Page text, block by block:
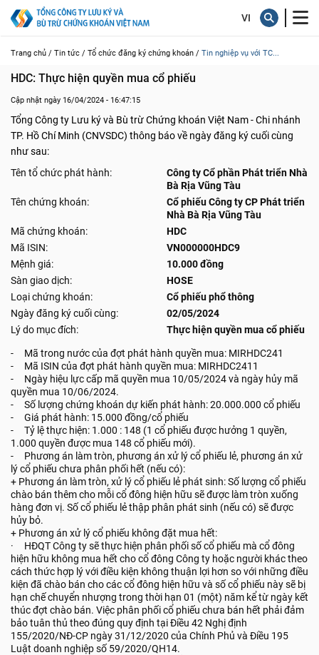
Trang chủ / Tin tức / Tổ chức đăng ký chứng khoán / Tin nghiệp vụ với TC...
HDC: Thực hiện quyền mua cổ phiếu
Cập nhật ngày 16/04/2024 - 16:47:15
Tổng Công ty Lưu ký và Bù trừ Chứng khoán Việt Nam - Chi nhánh
TP. Hồ Chí Minh (CNVSDC) thông báo về ngày đăng ký cuối cùng
như sau:
Tên tổ chức phát hành:
Công ty Cổ phần Phát triển Nhà
Bà Rịa Vũng Tàu
Tên chứng khoán:
Cổ phiếu Công ty CP Phát triển
Nhà Bà Rịa Vũng Tàu
Mã chứng khoán:
HDC
Mã ISIN:
VN000000HDC9
Mệnh giá:
10.000 đồng
Sàn giao dịch:
HOSE
Loại chứng khoán:
Cổ phiếu phổ thông
Ngày đăng ký cuối cùng:
02/05/2024
Lý do mục đích:
Thực hiện quyền mua cổ phiếu
- Mã trong nước của đợt phát hành quyền mua: MIRHDC241
- Mã ISIN của đợt phát hành quyền mua: MIRHDC2411
- Ngày hiệu lực cấp mã quyền mua 10/05/2024 và ngày hủy mã
quyền mua 10/06/2024.
- Số lượng chứng khoán dự kiến phát hành: 20.000.000 cổ phiếu
- Giá phát hành: 15.000 đồng/cổ phiếu
- Tỷ lệ thực hiện: 1.000 : 148 (1 cổ phiếu được hưởng 1 quyền,
1.000 quyền được mua 148 cổ phiếu mới).
- Phương án làm tròn, phương án xử lý cổ phiếu lẻ, phương án xử
lý cổ phiếu chưa phân phối hết (nếu có):
+ Phương án làm tròn, xử lý cổ phiếu lẻ phát sinh: Số lượng cổ phiếu
chào bán thêm cho mỗi cổ đông hiện hữu sẽ được làm tròn xuống
hàng đơn vị. Số cổ phiếu lẻ thập phân phát sinh (nếu có) sẽ được
hủy bỏ.
+ Phương án xử lý cổ phiếu không đặt mua hết:
· HĐQT Công ty sẽ thực hiện phân phối số cổ phiếu mà cổ đông
hiện hữu không mua hết cho cổ đông Công ty hoặc người khác theo
cách thức hợp lý với điều kiện không thuận lợi hơn so với những điều
kiện đã chào bán cho các cổ đông hiện hữu và số cổ phiếu này sẽ bị
hạn chế chuyển nhượng trong thời hạn 01 (một) năm kể từ ngày kết
thúc đợt chào bán. Việc phân phối cổ phiếu chưa bán hết phải đảm
bảo tuân thủ theo đúng quy định tại Điều 42 Nghị định
155/2020/NĐ-CP ngày 31/12/2020 của Chính Phủ và Điều 195
Luật doanh nghiệp số 59/2020/QH14.